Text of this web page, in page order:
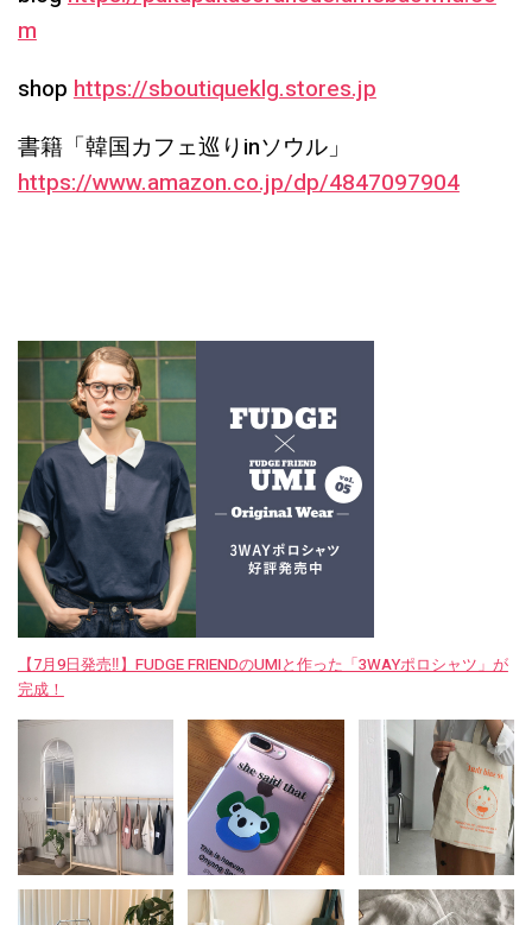
m
shop https://sboutiqueklg.stores.jp
書籍「韓国カフェ巡りinソウル」
https://www.amazon.co.jp/dp/4847097904
【7月9日発売‼︎】FUDGE FRIENDのUMIと作った「3WAYポロシャツ」が
完成！